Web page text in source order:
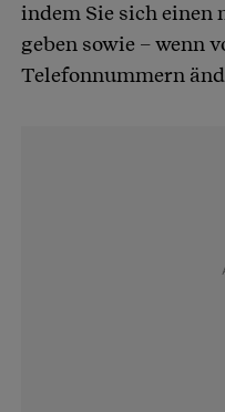
indem Sie sich einen
geben sowie – wenn
Telefonnummern